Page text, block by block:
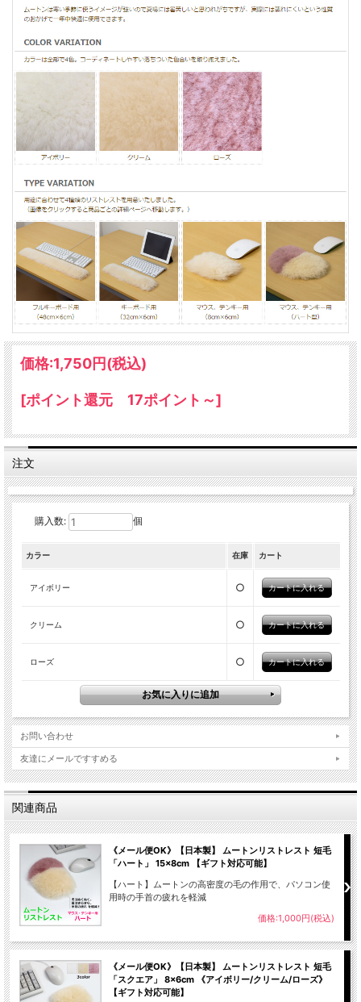
価格:1,750円(税込)
[ポイント還元 17ポイント～]
注文
購入数: 個
カラー 在庫 カート
アイボリー ○
クリーム ○
ローズ ○
お問い合わせ
友達にメールですすめる
関連商品
《メール便OK》【日本製】 ムートンリストレスト 短毛
「ハート」 15×8cm 【ギフト対応可能】
【ハート】ムートンの高密度の毛の作用で、パソコン使
用時の手首の疲れを軽減
価格:1,000円(税込)
《メール便OK》【日本製】 ムートンリストレスト 短毛
「スクエア」 8×6cm 《アイボリー/クリーム/ローズ》
【ギフト対応可能】